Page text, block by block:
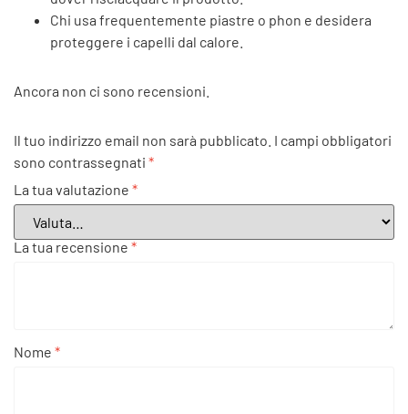
Chi usa frequentemente piastre o phon e desidera
proteggere i capelli dal calore.
Ancora non ci sono recensioni.
Il tuo indirizzo email non sarà pubblicato. I campi obbligatori
sono contrassegnati *
La tua valutazione *
La tua recensione *
Nome *